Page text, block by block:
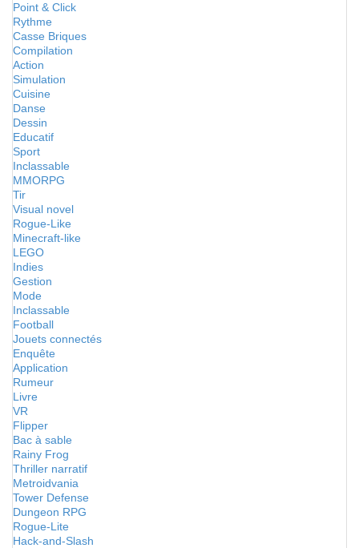
Point & Click
Rythme
Casse Briques
Compilation
Action
Simulation
Cuisine
Danse
Dessin
Educatif
Sport
Inclassable
MMORPG
Tir
Visual novel
Rogue-Like
Minecraft-like
LEGO
Indies
Gestion
Mode
Inclassable
Football
Jouets connectés
Enquête
Application
Rumeur
Livre
VR
Flipper
Bac à sable
Rainy Frog
Thriller narratif
Metroidvania
Tower Defense
Dungeon RPG
Rogue-Lite
Hack-and-Slash